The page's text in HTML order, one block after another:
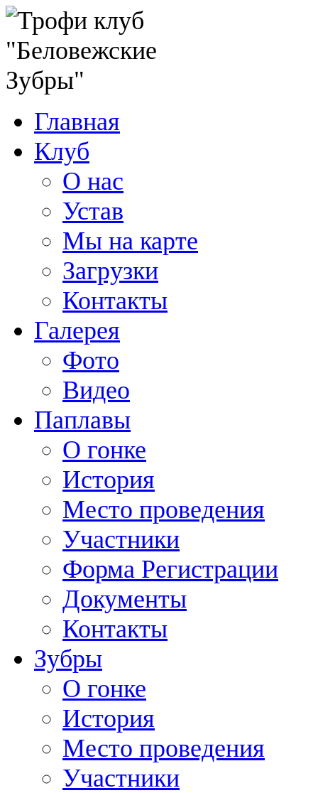
Главная
Клуб
О нас
Устав
Мы на карте
Загрузки
Контакты
Галерея
Фото
Видео
Паплавы
О гонке
История
Место проведения
Участники
Форма Регистрации
Документы
Контакты
Зубры
О гонке
История
Место проведения
Участники